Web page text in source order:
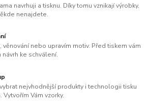
navrhuji a tisknu. Díky tomu vznikají výrobky,
nenajdete.
věnování nebo upravím motiv. Před tiskem vám
návrh ke schválení.
nejvhodnější produkty i technologii tisku
Vytvořím Vám vzorky.